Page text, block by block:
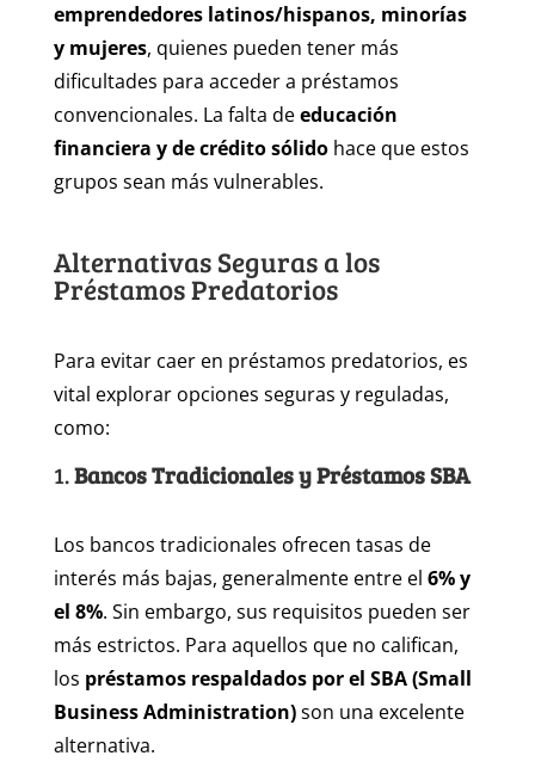
emprendedores latinos/hispanos, minorías
y mujeres, quienes pueden tener más
dificultades para acceder a préstamos
convencionales. La falta deeducación
financiera y de crédito sólidohace que estos
grupos sean más vulnerables.
Alternativas Seguras a los
Préstamos Predatorios
Para evitar caer en préstamos predatorios, es
vital explorar opciones seguras y reguladas,
como:
1.Bancos Tradicionales y Préstamos SBA
Los bancos tradicionales ofrecen tasas de
interés más bajas, generalmente entre el 6% y
el 8%. Sin embargo, sus requisitos pueden ser
más estrictos. Para aquellos que no califican,
los préstamos respaldados por el SBA (Small
Business Administration)son una excelente
alternativa.